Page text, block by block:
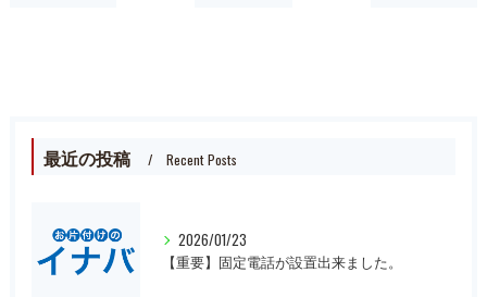
最近の投稿 Recent Posts
2026/01/23
【重要】固定電話が設置出来ました。